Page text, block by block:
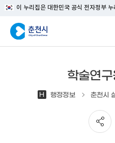
이 누리집은 대한민국 공식 전자정부 누
학술연
H 행정정보 춘천시